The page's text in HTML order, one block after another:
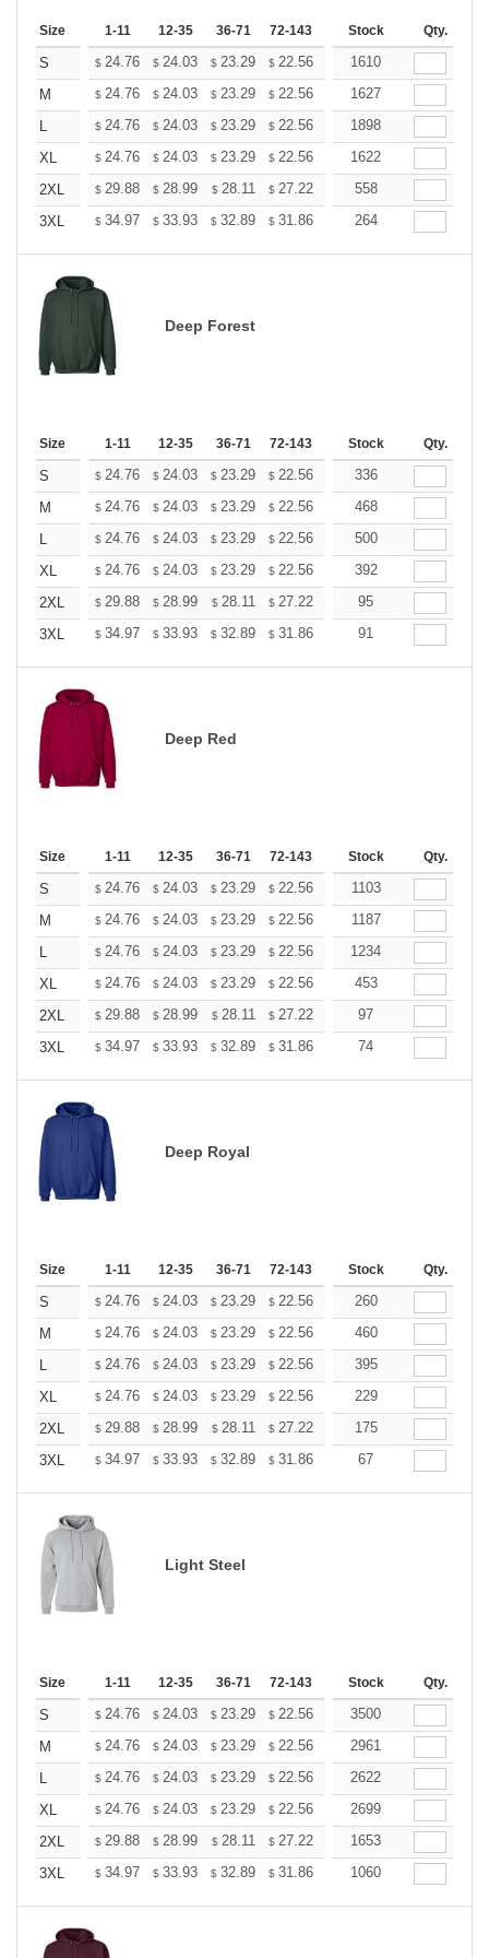
Size 1-11 12-35 36-71 72-143 144-287 288 + More
Stock Qty.
S $ 24.76 $ 24.03 $ 23.29 $ 22.56 21.82
1610
M
$ 24.76 $ 24.03 $ 23.29 $ 22.56 21.82
1627
L
$ 24.76 $ 24.03 $ 23.29 $ 22.56 21.82
1898
XL
$ 24.76 $ 24.03 $ 23.29 $ 22.56 21.82
1622
2XL
$ 29.88 $ 28.99 $ 28.11 $ 27.22 26.33
558
3XL
$ 34.97 $ 33.93 $ 32.89 $ 31.86 30.82
264
Deep Forest
Size 1-11 12-35 36-71 72-143 144-287 288 + More
Stock Qty.
S $ 24.76 $ 24.03 $ 23.29 $ 22.56 21.82
336
M
$ 24.76 $ 24.03 $ 23.29 $ 22.56 21.82
468
L
$ 24.76 $ 24.03 $ 23.29 $ 22.56 21.82
500
XL
$ 24.76 $ 24.03 $ 23.29 $ 22.56 21.82
392
2XL
$ 29.88 $ 28.99 $ 28.11 $ 27.22 26.33
95
3XL
$ 34.97 $ 33.93 $ 32.89 $ 31.86 30.82
91
Deep Red
Size 1-11 12-35 36-71 72-143 144-287 288 + More
Stock Qty.
S $ 24.76 $ 24.03 $ 23.29 $ 22.56 21.82
1103
M
$ 24.76 $ 24.03 $ 23.29 $ 22.56 21.82
1187
L
$ 24.76 $ 24.03 $ 23.29 $ 22.56 21.82
1234
XL
$ 24.76 $ 24.03 $ 23.29 $ 22.56 21.82
453
2XL
$ 29.88 $ 28.99 $ 28.11 $ 27.22 26.33
97
3XL
$ 34.97 $ 33.93 $ 32.89 $ 31.86 30.82
74
Deep Royal
Size 1-11 12-35 36-71 72-143 144-287 288 + More
Stock Qty.
S $ 24.76 $ 24.03 $ 23.29 $ 22.56 21.82
260
M
$ 24.76 $ 24.03 $ 23.29 $ 22.56 21.82
460
L
$ 24.76 $ 24.03 $ 23.29 $ 22.56 21.82
395
XL
$ 24.76 $ 24.03 $ 23.29 $ 22.56 21.82
229
2XL
$ 29.88 $ 28.99 $ 28.11 $ 27.22 26.33
175
3XL
$ 34.97 $ 33.93 $ 32.89 $ 31.86 30.82
67
Light Steel
Size 1-11 12-35 36-71 72-143 144-287 288 + More
Stock Qty.
S $ 24.76 $ 24.03 $ 23.29 $ 22.56 21.82
3500
M
$ 24.76 $ 24.03 $ 23.29 $ 22.56 21.82
2961
L
$ 24.76 $ 24.03 $ 23.29 $ 22.56 21.82
2622
XL
$ 24.76 $ 24.03 $ 23.29 $ 22.56 21.82
2699
2XL
$ 29.88 $ 28.99 $ 28.11 $ 27.22 26.33
1653
3XL
$ 34.97 $ 33.93 $ 32.89 $ 31.86 30.82
1060